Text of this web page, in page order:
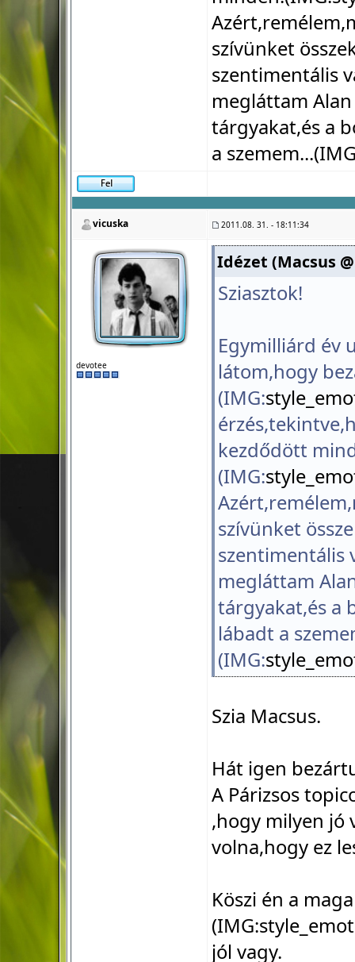
szívünket
szentimentális
megláttam
tárgyakat,és a
a
vicuska 2011.08. 31. - 18:11:34
devotee
Idézet (Macsus
Sziasztok!
Egymilliárd év
látom,hogy
(IMG:
kezdődött
(IMG:
szívünket
szentimentális
megláttam
tárgyakat,és a
lábadt a
(IMG:
Szia Macsus.
Hát igen
A Párizsos
,hogy milyen jó
volna,hogy ez
Köszi én a
(IMG:
jól vagy.